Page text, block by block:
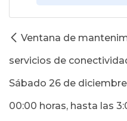
Ventana de
servicios de
Sábado 26 de
00:00 horas, hasta las